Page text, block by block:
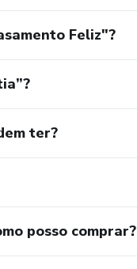
Feliz"?
ter?
posso comprar?